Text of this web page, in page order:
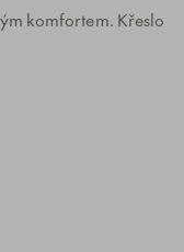
komfortem. Křeslo